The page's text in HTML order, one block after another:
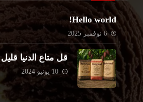
Hello world!
6 نوفمبر 2025
قل متاع الدنيا قليل
10 يونيو 2024